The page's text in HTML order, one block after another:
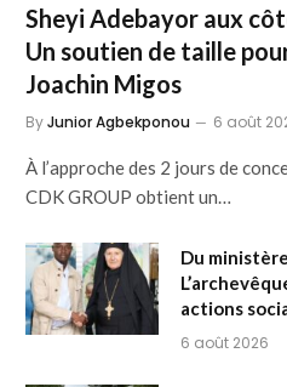
Sheyi Adebayor aux
Un soutien de taille
Joachin Migos
ByJunior Agbekponou 6 août
À l’approche des 2 jours de
CDK GROUP obtient un…
Du
actions
6 août 2026